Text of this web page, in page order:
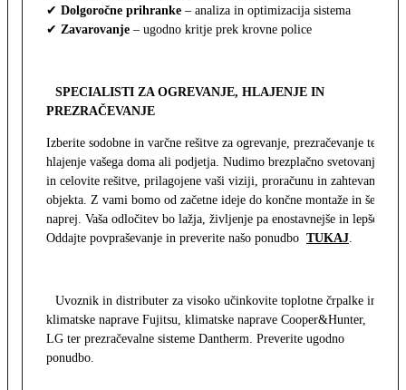
✔ Dolgoročne prihranke – analiza in optimizacija sistema
✔ Zavarovanje – ugodno kritje prek krovne police
SPECIALISTI ZA OGREVANJE, HLAJENJE IN
PREZRAČEVANJE
Izberite sodobne in varčne rešitve za ogrevanje, prezračevanje ter
hlajenje vašega doma ali podjetja. Nudimo brezplačno svetovanje
in celovite rešitve, prilagojene vaši viziji, proračunu in zahtevam
objekta. Z vami bomo od začetne ideje do končne montaže in še
naprej. Vaša odločitev bo lažja, življenje pa enostavnejše in lepše.
Oddajte povpraševanje in preverite našo ponudbo TUKAJ.
Uvoznik in distributer za visoko učinkovite toplotne črpalke in
klimatske naprave Fujitsu, klimatske naprave Cooper&Hunter,
LG ter prezračevalne sisteme Dantherm. Preverite ugodno
ponudbo.